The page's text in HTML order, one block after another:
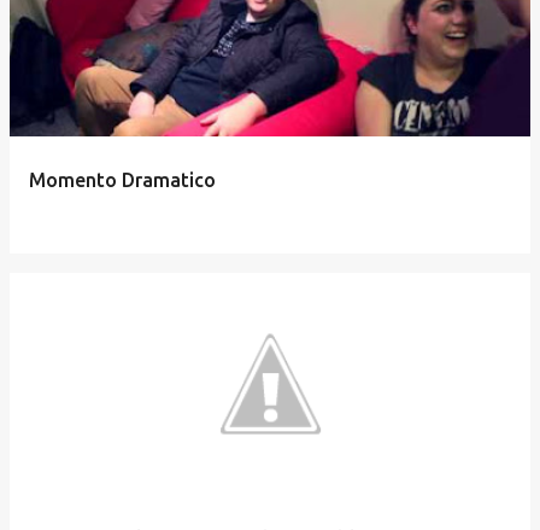
Momento Dramatico